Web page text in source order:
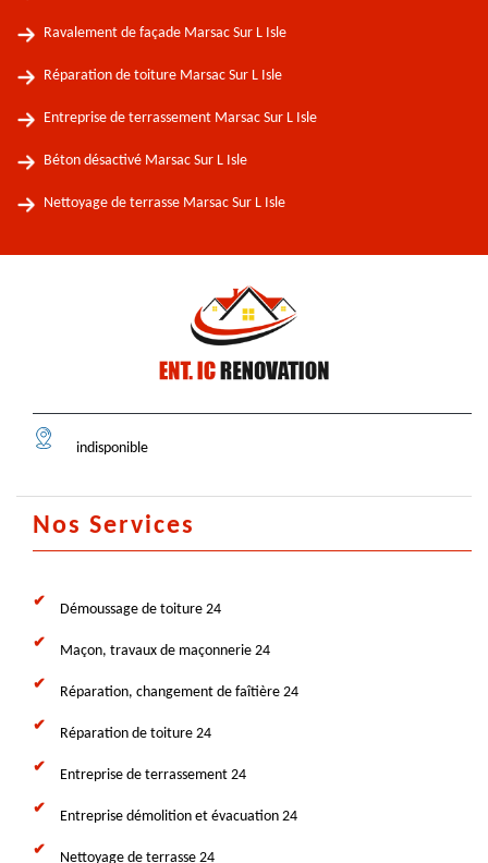
Ravalement de façade Marsac Sur L Isle
Réparation de toiture Marsac Sur L Isle
Entreprise de terrassement Marsac Sur L Isle
Béton désactivé Marsac Sur L Isle
Nettoyage de terrasse Marsac Sur L Isle
indisponible
Nos Services
Démoussage de toiture 24
Maçon, travaux de maçonnerie 24
Réparation, changement de faîtière 24
Réparation de toiture 24
Entreprise de terrassement 24
Entreprise démolition et évacuation 24
Nettoyage de terrasse 24